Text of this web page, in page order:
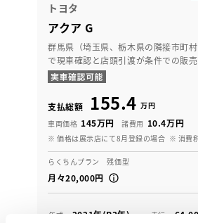
トヨタ
アクア G
群馬県（埼玉県、栃木県の隣接市町
で現車確認と店頭引渡が条件での販売
支払総額 155.4 万円
車両価格 145万円 諸費用 10.4万円
※ 価格は展示店にて8月登録の場合 ※ 消費
らくちんプラン 残価型
月々20,000円
年式 2021年(R3年) 走行